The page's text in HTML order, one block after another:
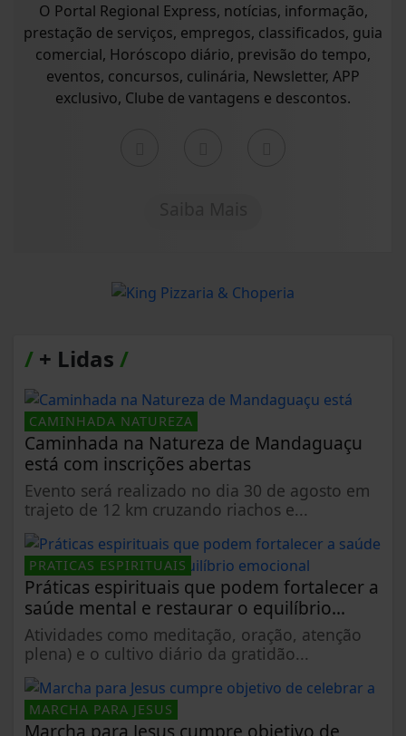
O Portal Regional Express, notícias, informação,
prestação de serviços, empregos, classificados, guia
comercial, Horóscopo diário, previsão do tempo,
eventos, concursos, culinária, Newsletter, APP
exclusivo, Clube de vantagens e descontos.
/ + Lidas /
CAMINHADA NATUREZA
Caminhada na Natureza de Mandaguaçu
está com inscrições abertas
Evento será realizado no dia 30 de agosto em
trajeto de 12 km cruzando riachos e...
PRATICAS ESPIRITUAIS
Práticas espirituais que podem fortalecer a
saúde mental e restaurar o equilíbrio...
Atividades como meditação, oração, atenção
plena) e o cultivo diário da gratidão...
MARCHA PARA JESUS
Marcha para Jesus cumpre objetivo de